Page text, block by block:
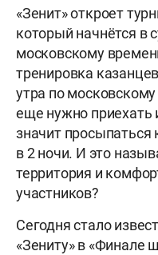
«Зенит» откроет
который начнётся в
московскому
тренировка
утра по
еще нужно приехать
значит
в 2 ночи. И это
территория и
участников?
Сегодня стало
«Зениту» в «Финале